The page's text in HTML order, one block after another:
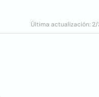
Última actualización: 2/